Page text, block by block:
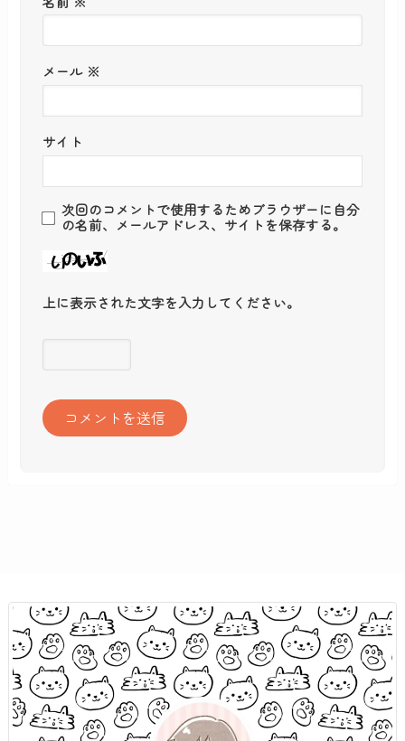
メール ※
サイト
次回のコメントで使用するためブラウザーに自分
の名前、メールアドレス、サイトを保存する。
上に表示された文字を入力してください。